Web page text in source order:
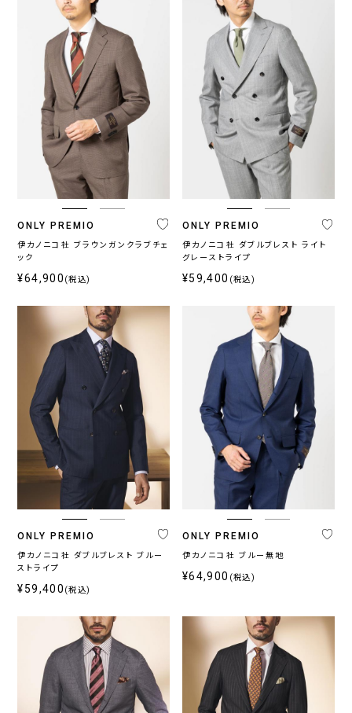
ONLY PREMIO
伊カノニコ社 ブラウンガンクラブチェ
ック
¥64,900 (税込)
ONLY PREMIO
伊カノニコ社 ダブルブレスト ライト
グレーストライプ
¥59,400 (税込)
ONLY PREMIO
伊カノニコ社 ダブルブレスト ブルー
ストライプ
¥59,400 (税込)
ONLY PREMIO
伊カノニコ社 ブルー無地
¥64,900 (税込)